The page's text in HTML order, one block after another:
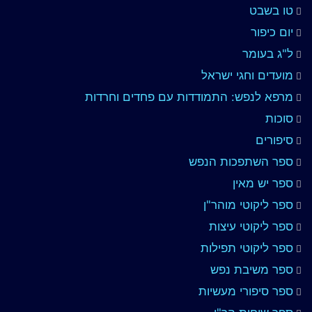
טו בשבט
יום כיפור
ל"ג בעומר
מועדים וחגי ישראל
מרפא לנפש: התמודדות עם פחדים וחרדות
סוכות
סיפורים
ספר השתפכות הנפש
ספר יש מאין
ספר ליקוטי מוהר"ן
ספר ליקוטי עיצות
ספר ליקוטי תפילות
ספר משיבת נפש
ספר סיפורי מעשיות